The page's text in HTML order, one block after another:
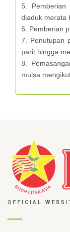
5.
diaduk merata
6. Pemberian
7. Penutupan
parit hingga
8.
mulsa
OFFICIAL